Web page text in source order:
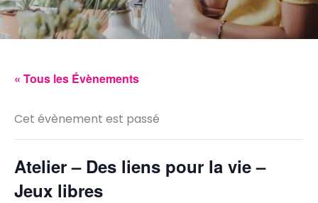
« Tous les Évènements
Cet évènement est passé
Atelier – Des liens pour la vie –
Jeux libres